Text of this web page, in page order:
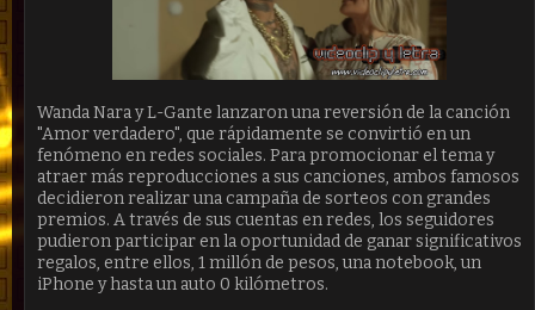
Wanda Nara y L-Gante lanzaron una reversión de la canción
"Amor verdadero", que rápidamente se convirtió en un
fenómeno en redes sociales. Para promocionar el tema y
atraer más reproducciones a sus canciones, ambos famosos
decidieron realizar una campaña de sorteos con grandes
premios. A través de sus cuentas en redes, los seguidores
pudieron participar en la oportunidad de ganar significativos
regalos, entre ellos, 1 millón de pesos, una notebook, un
iPhone y hasta un auto 0 kilómetros.